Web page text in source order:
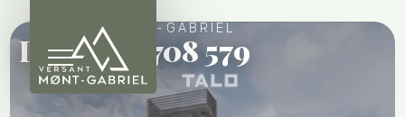
VERSANT MONT-GABRIEL
Lot 58 - 6 708 579